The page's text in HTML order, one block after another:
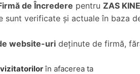
de Încredere pentru ZAS
verificate și actuale în baza
website-urideținute de firmă,
în afacerea ta